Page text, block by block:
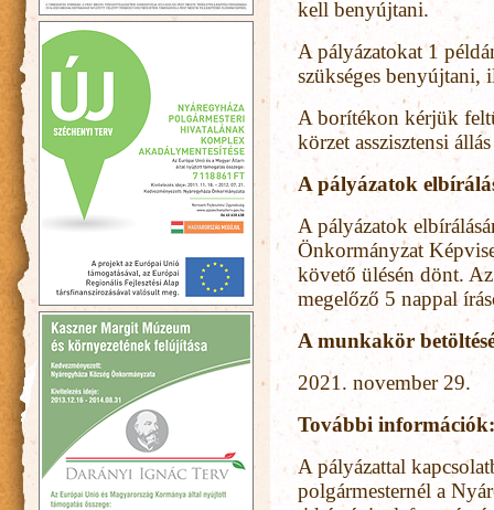
kell benyújtani.
A pályázatokat 1
szükséges benyújtani,
A borítékon kérjük
körzet asszisztensi
A pályázatok
A pályázatok
Önkormányzat
követő ülésén dönt.
megelőző 5 nappal
A munkakör
2021. november 29.
További információk:
A pályázattal
polgármesternél a